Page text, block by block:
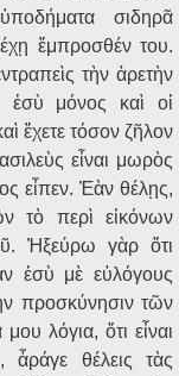
σιδηρᾶ
ἔμπροσθέν του.
τὴν ἀρετὴν
ἐσὺ μόνος καὶ οἱ
ἔχετε τόσον ζῆλον
εἶναι μωρὸς
εἶπεν. Ἐὰν θέλῃς,
τὸ περὶ εἰκόνων
Ἠξεύρω γὰρ ὅτι
ἐσὺ μὲ εὐλόγους
προσκύνησιν τῶν
λόγια, ὅτι εἶναι
θέλεις τὰς